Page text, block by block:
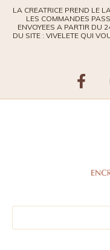
LA CREATRICE PREND LE
LES COMMANDES
ENVOYEES A PARTIR DU
DU SITE : VIVELETE QUI